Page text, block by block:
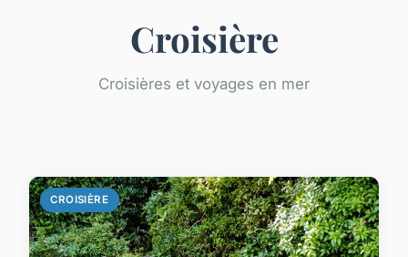
Croisière
Croisières et voyages en mer
CROISIÈRE